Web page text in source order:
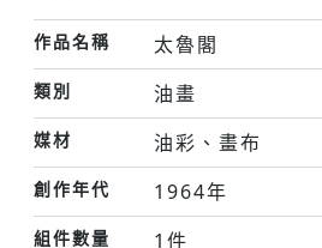
作品名稱 太魯閣
類別 油畫
媒材 油彩、畫布
創作年代 1964年
組件數量 1件